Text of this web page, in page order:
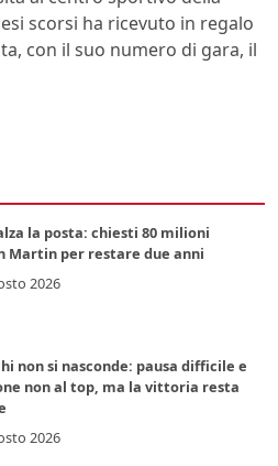
scorsi ha ricevuto in regalo
con il suo numero di gara, il
la posta: chiesti 80 milioni
Martin per restare due anni
2026
non si nasconde: pausa difficile e
non al top, ma la vittoria resta
2026